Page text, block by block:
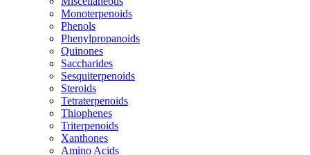
Monoterpenoids
Phenols
Phenylpropanoids
Quinones
Saccharides
Sesquiterpenoids
Steroids
Tetraterpenoids
Thiophenes
Triterpenoids
Xanthones
Amino Acids